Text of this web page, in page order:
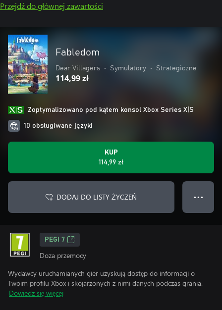
Przejdź do głównej zawartości
Fabledom
Dear Villagers • Symulatory • Strategiczne
114,99 zł
Zoptymalizowano pod kątem konsol Xbox Series X|S
10 obsługiwane języki
KUP
114,99 zł
DODAJ DO LISTY ŻYCZEŃ ● ● ●
PEGI 7
Doza przemocy
Wydawcy uruchamianych gier uzyskują dostęp do informacji o
Twoim profilu Xbox i skojarzonych z nimi danych podczas grania.
Dowiedz się więcej